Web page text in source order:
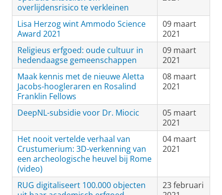
overlijdensrisico te verkleinen
Lisa Herzog wint Ammodo Science
Award 2021
09 maart
2021
Religieus erfgoed: oude cultuur in
hedendaagse gemeenschappen
09 maart
2021
Maak kennis met de nieuwe Aletta
Jacobs-hoogleraren en Rosalind
Franklin Fellows
08 maart
2021
DeepNL-subsidie voor Dr. Miocic
05 maart
2021
Het nooit vertelde verhaal van
Crustumerium: 3D-verkenning van
een archeologische heuvel bij Rome
(video)
04 maart
2021
RUG digitaliseert 100.000 objecten
23 februari